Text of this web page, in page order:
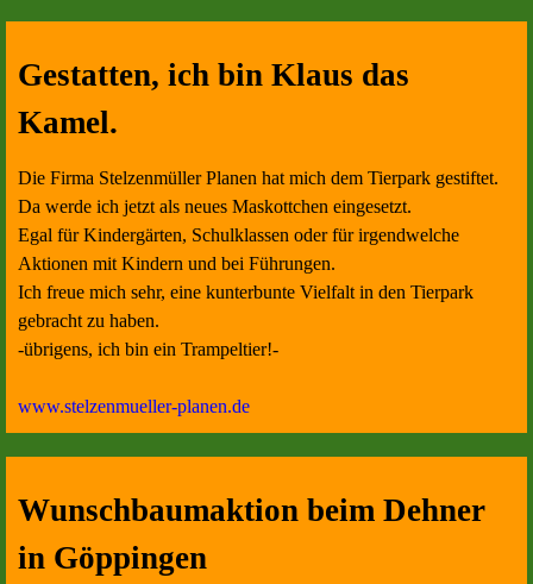
Gestatten, ich bin Klaus das
Kamel.
Die Firma Stelzenmüller Planen hat mich dem Tierpark gestiftet.
Da werde ich jetzt als neues Maskottchen eingesetzt.
Egal für Kindergärten, Schulklassen oder für irgendwelche
Aktionen mit Kindern und bei Führungen.
Ich freue mich sehr, eine kunterbunte Vielfalt in den Tierpark
gebracht zu haben.
-übrigens, ich bin ein Trampeltier!-
www.stelzenmueller-planen.de
Wunschbaumaktion beim Dehner
in Göppingen